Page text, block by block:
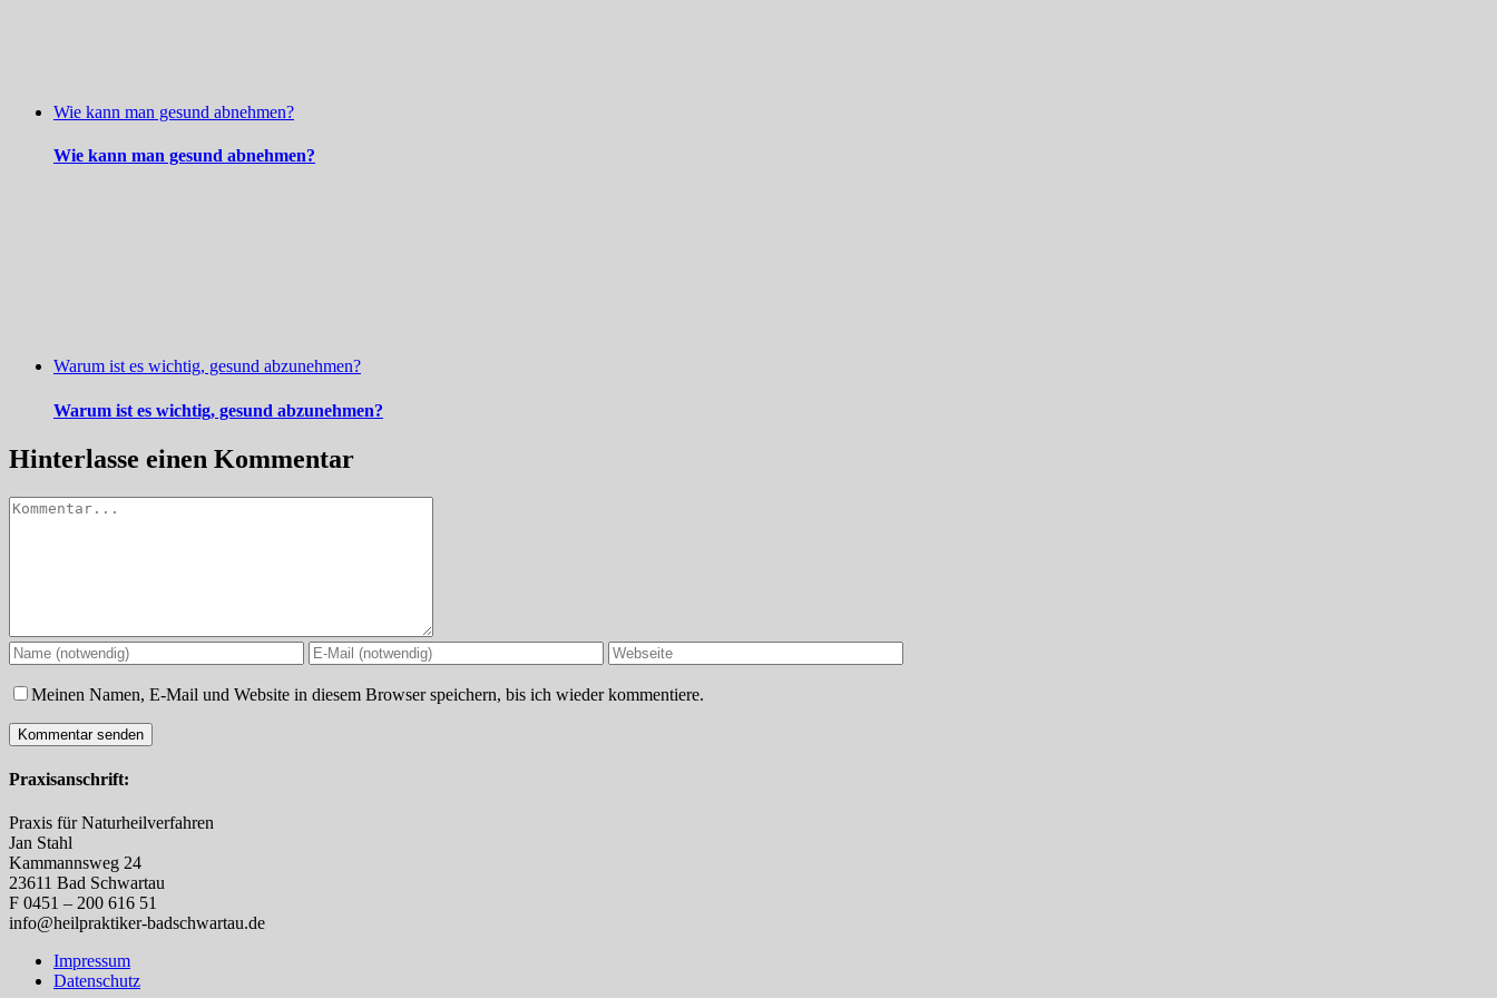
Wie kann man gesund abnehmen?
Wie kann man gesund abnehmen?
Warum ist es wichtig, gesund abzunehmen?
Warum ist es wichtig, gesund abzunehmen?
Hinterlasse einen Kommentar
Kommentar
Meinen Namen, E-Mail und Website in diesem Browser speichern, bis ich wieder kommentiere.
Praxisanschrift:
Praxis für Naturheilverfahren
Jan Stahl
Kammannsweg 24
23611 Bad Schwartau
F 0451 – 200 616 51
info@heilpraktiker-badschwartau.de
Impressum
Datenschutz